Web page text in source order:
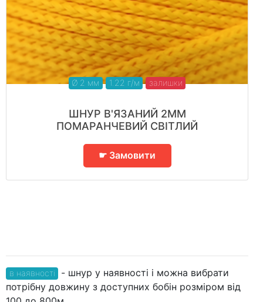
Ø 2 мм 1.22 г/м залишки
ШНУР В'ЯЗАНИЙ 2ММ
ПОМАРАНЧЕВИЙ СВІТЛИЙ
☛ Замовити
в наявності
- шнур у наявності і можна вибрати
потрібну довжину з доступних бобін розміром від